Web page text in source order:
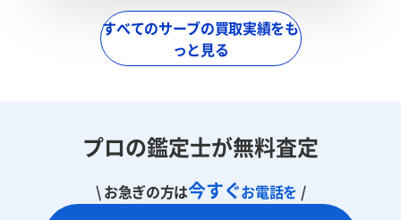
すべてのサーブの買取実績をも
っと見る
プロの鑑定士が無料査定
\ お急ぎの方は今すぐお電話を /